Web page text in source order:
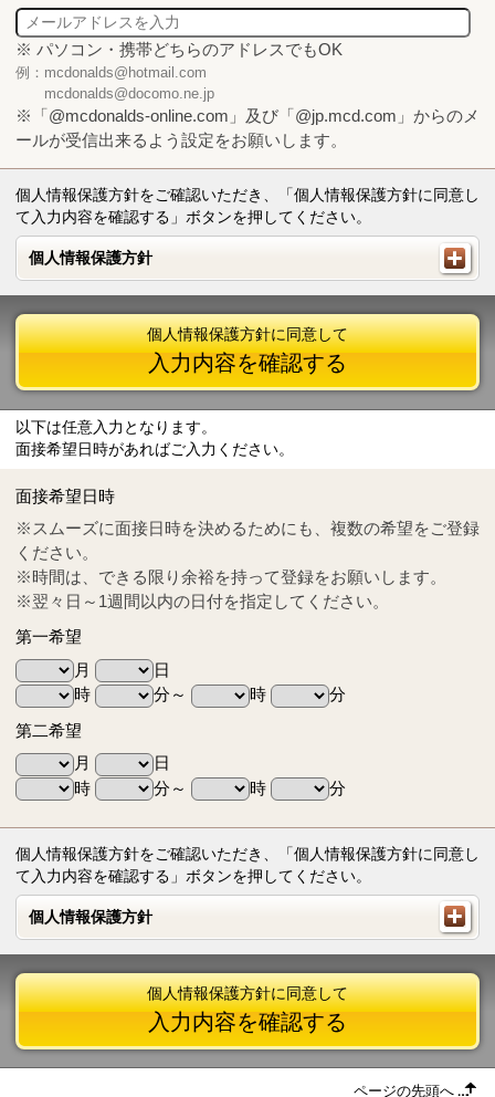
※ パソコン・携帯どちらのアドレスでもOK
例：mcdonalds@hotmail.com
mcdonalds@docomo.ne.jp
※「@mcdonalds-online.com」及び「@jp.mcd.com」からのメ
ールが受信出来るよう設定をお願いします。
個人情報保護方針をご確認いただき、「個人情報保護方針に同意し
て入力内容を確認する」ボタンを押してください。
個人情報保護方針
個人情報保護方針
Tel
0570-55-0314
個人情報保護方針に同意して
入力内容を確認する
以下は任意入力となります。
面接希望日時があればご入力ください。
面接希望日時
※スムーズに面接日時を決めるためにも、複数の希望をご登録
ください。
※時間は、できる限り余裕を持って登録をお願いします。
※翌々日～1週間以内の日付を指定してください。
第一希望
月
日
時
分～ 時
分
第二希望
月
日
時
分～ 時 分
個人情報保護方針をご確認いただき、「個人情報保護方針に同意し
て入力内容を確認する」ボタンを押してください。
個人情報保護方針
個人情報保護方針
個人情報保護方針に同意して
入力内容を確認する
ページの先頭へ